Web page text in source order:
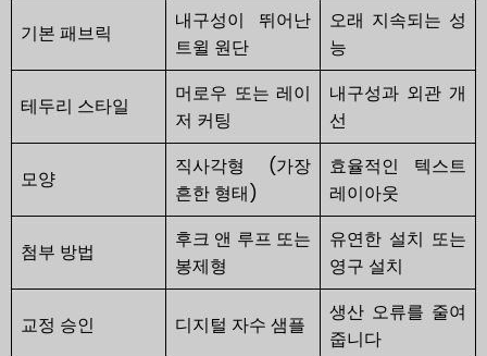
기본 패브릭
내구성이 뛰어난
트윌 원단
오래 지속되는 성
능
테두리 스타일
머로우 또는 레이
저 커팅
내구성과 외관 개
선
모양
직사각형 (가장
흔한 형태)
효율적인 텍스트
레이아웃
첨부 방법
후크 앤 루프 또는
봉제형
유연한 설치 또는
영구 설치
교정 승인 디지털 자수 샘플
생산 오류를 줄여
줍니다